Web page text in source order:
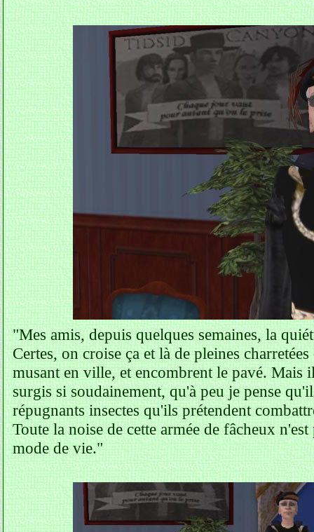
"Mes amis, depuis quelques semaines, la
Certes, on croise ça et là de pleines
musant en ville, et encombrent le pavé. Mais
surgis si soudainement, qu'à peu je pense
répugnants insectes qu'ils prétendent
Toute la noise de cette armée de fâcheux
mode de vie."